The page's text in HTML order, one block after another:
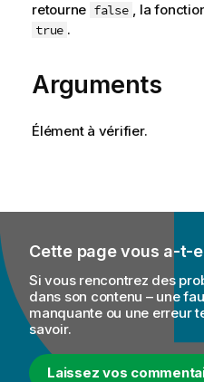
retourne false , la
true .
Arguments
Élément à vérifier.
Cette page vous a-t-
Si vous rencontrez des
dans son contenu – une
manquante ou une erreur
savoir.
Laissez vos